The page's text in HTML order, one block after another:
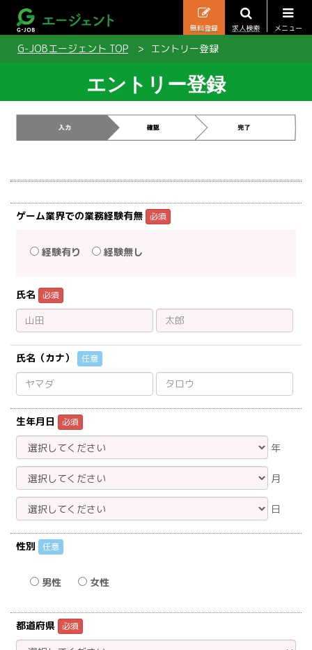
メニュー
求人検索
無料登録
G-JOBエージェント TOP エントリー登録
エントリー登録
ゲーム業界での業務経験有無 必須
経験有り 経験無し
氏名 必須
氏名（カナ） 任意
生年月日 必須
年
月
日
性別 任意
男性 女性
都道府県 必須